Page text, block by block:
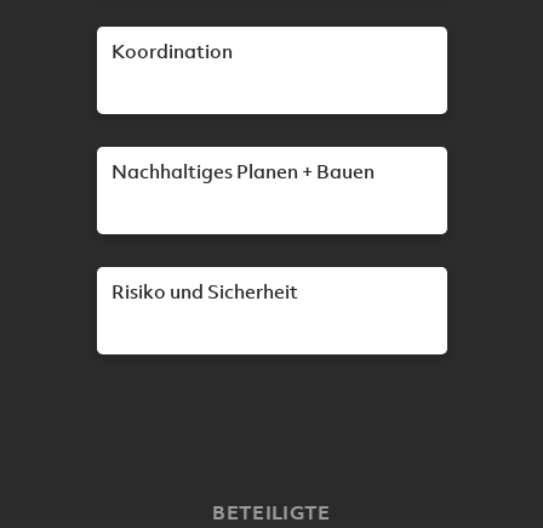
Koordination
Nachhaltiges Planen + Bauen
Risiko und Sicherheit
BETEILIGTE